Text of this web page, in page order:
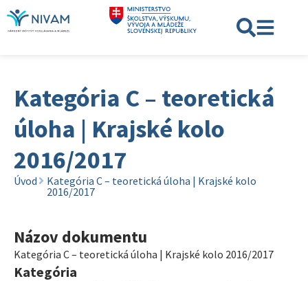
Kategória C – teoretická
úloha | Krajské kolo
2016/2017
Úvod
Kategória C – teoretická úloha | Krajské kolo
2016/2017
Názov dokumentu
Kategória C – teoretická úloha | Krajské kolo 2016/2017
Kategória